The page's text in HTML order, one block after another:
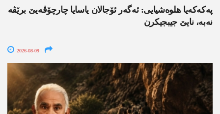
په‌كه‌كه‌یا هلوه‌شیایی: ئەگەر ئۆجالان یاسایا چارچۆڤەیێ برێڤە
نه‌به‌، نایێ جیبجیکرن
2026-08-09